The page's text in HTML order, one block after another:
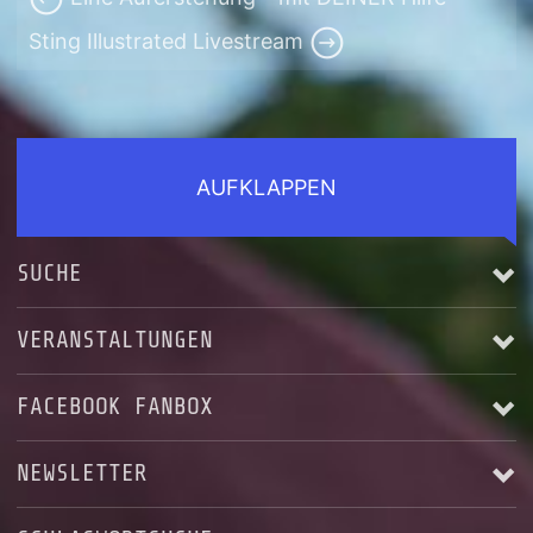
Sting Illustrated Livestream
AUFKLAPPEN
SUCHE
VERANSTALTUNGEN
Alle anzeigen
FACEBOOK FANBOX
NEWSLETTER